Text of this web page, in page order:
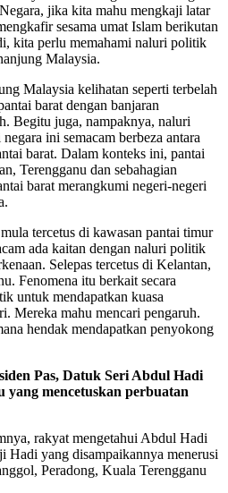
jika kita mahu mengkaji latar
sesama umat Islam berikutan
kita perlu memahami naluri politik
Malaysia.
Malaysia kelihatan seperti terbelah
barat dengan banjaran
Begitu juga, nampaknya, naluri
ini semacam berbeza antara
barat. Dalam konteks ini, pantai
Terengganu dan sebahagian
barat merangkumi negeri-negeri
tercetus di kawasan pantai timur
ada kaitan dengan naluri politik
Selepas tercetus di Kelantan,
Fenomena itu berkait secara
untuk mendapatkan kuasa
Mereka mahu mencari pengaruh.
hendak mendapatkan penyokong
Pas, Datuk Seri Abdul Hadi
mencetuskan perbuatan
rakyat mengetahui Abdul Hadi
Hadi yang disampaikannya menerusi
Peradong, Kuala Terengganu